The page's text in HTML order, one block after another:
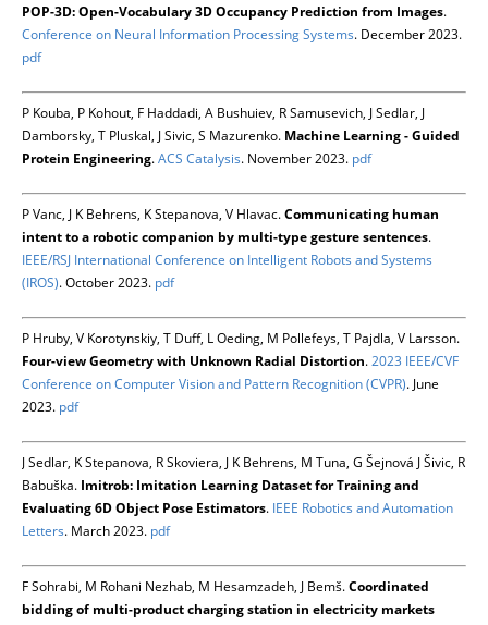
POP-3D: Open-Vocabulary 3D Occupancy Prediction from Images.
Conference on Neural Information Processing Systems. December 2023.
pdf
P Kouba, P Kohout, F Haddadi, A Bushuiev, R Samusevich, J Sedlar, J
Damborsky, T Pluskal, J Sivic, S Mazurenko. Machine Learning - Guided
Protein Engineering.ACS Catalysis. November 2023. pdf
P Vanc, J K Behrens, K Stepanova, V Hlavac.Communicating human
intent to a robotic companion by multi-type gesture sentences.
IEEE/RSJ International Conference on Intelligent Robots and Systems
(IROS). October 2023. pdf
P Hruby, V Korotynskiy, T Duff, L Oeding, M Pollefeys, T Pajdla, V Larsson.
Four-view Geometry with Unknown Radial Distortion.2023 IEEE/CVF
Conference on Computer Vision and Pattern Recognition (CVPR). June
2023. pdf
J Sedlar, K Stepanova, R Skoviera, J K Behrens, M Tuna, G Šejnová J Šivic, R
Babuška. Imitrob: Imitation Learning Dataset for Training and
Evaluating 6D Object Pose Estimators. IEEE Robotics and Automation
Letters. March 2023. pdf
F Sohrabi, M Rohani Nezhab, M Hesamzadeh, J Bemš.Coordinated
bidding of multi-product charging station in electricity markets